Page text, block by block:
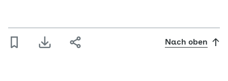
Nach oben